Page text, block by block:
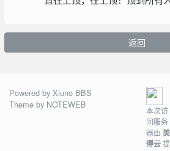
返回
Powered by Xiuno BBS
Theme by NOTEWEB
本次访
问服务
器由 美
得云提